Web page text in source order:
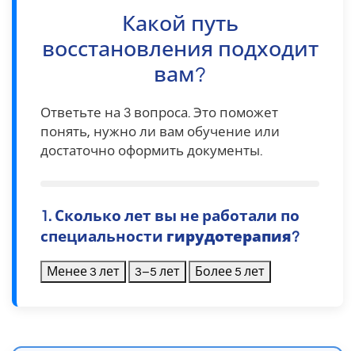
Какой путь
восстановления подходит
вам?
Ответьте на 3 вопроса. Это поможет
понять, нужно ли вам обучение или
достаточно оформить документы.
1. Сколько лет вы не работали по
специальности гирудотерапия?
Менее 3 лет 3–5 лет Более 5 лет